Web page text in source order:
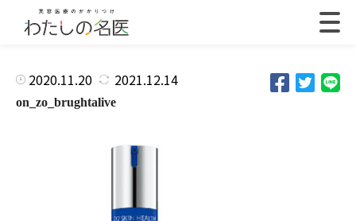
2020.11.20 2021.12.14
on_zo_brughtalive